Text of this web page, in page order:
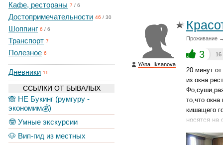
Кафе, рестораны 7 / 6
Достопримечательности 46 / 30
Шоппинг 6 / 6
Транспорт 7
Полезное 6
Дневники 11
ССЫЛКИ ОТ БЫВАЛЫХ
🙈 НЕ Букинг (румгуру -
экономим💰)
🤓 Умные экскурсии
🐶 Вип-гид из местных
YAna_Iksanova
Проживание
3 16
20 минут
из окна
то,что
кишащего
носятся на